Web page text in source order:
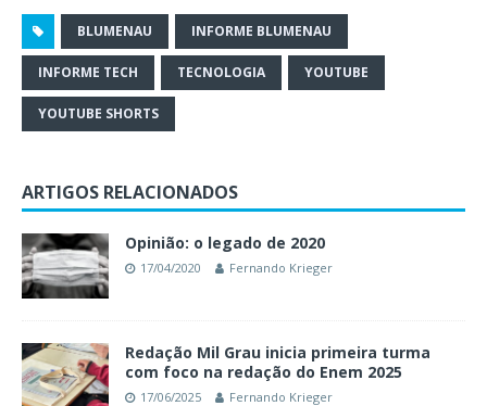
BLUMENAU INFORME BLUMENAU
INFORME TECH TECNOLOGIA YOUTUBE
YOUTUBE SHORTS
ARTIGOS RELACIONADOS
Opinião: o legado de 2020
17/04/2020 Fernando Krieger
Redação Mil Grau inicia primeira turma
com foco na redação do Enem 2025
17/06/2025 Fernando Krieger